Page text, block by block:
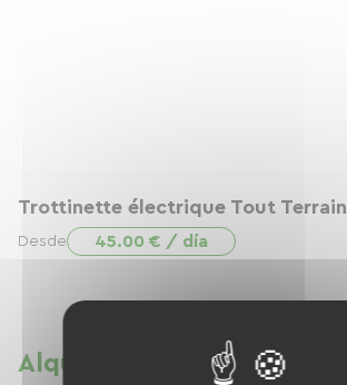
Trottinette électrique Tout Terrain
Desde 45.00 € / día
Alquiler de bicicletas en